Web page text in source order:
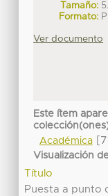
Tamaño:
Formato:
Ver documento
Este ítem
Académica
Visualización
Título
Puesta a punto